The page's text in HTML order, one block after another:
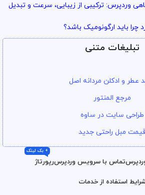
وردپرس: ترکیبی از زیبایی، سرعت و تبدیل
چرا باید ارگونومیک باشد؟
تبلیغات متنی
عطر و ادکلن مردانه اصل
مرجع المنتور
طراحی سایت در ساوه
قیمت مبل راحتی جدید
تماس با سرویس وردپرسرپورتاژ
+ بک لینک
استفاده از خدمات